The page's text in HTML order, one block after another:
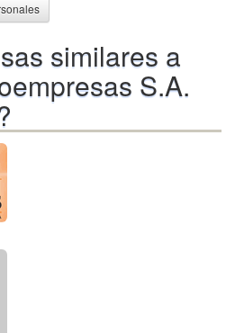
similares a
S.A.